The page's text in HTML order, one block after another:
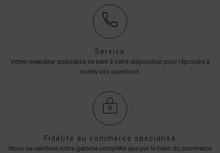
Service
Votre revendeur spécialisé se tient à votre disposition pour répondre à
toutes vos questions.
Fidélité au commerce spécialisé
Nous ne vendons notre gamme complète que par le biais du commerce